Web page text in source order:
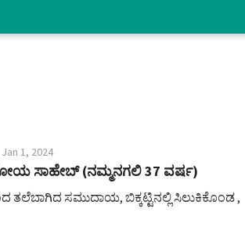
Jan 1, 2024
ಸಾಹೇಬ್ (ನಮ್ಮನಗಲಿ 37 ವರ್ಷ)
ಸಮುದಾಯ, ಬಿಕ್ಕಟ್ಟಿನಲ್ಲಿ ಸಿಲುಕಿಕೊಂಡ ,